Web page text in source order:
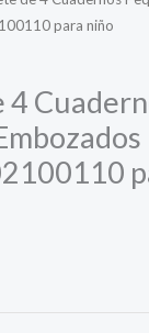
para niño
4